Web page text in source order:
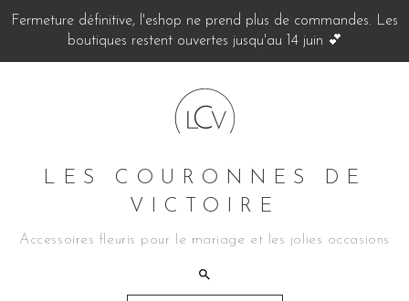
Fermeture définitive, l'eshop ne prend plus de commandes. Les
boutiques restent ouvertes jusqu'au 14 juin 💕
LES COURONNES DE
VICTOIRE
Accessoires fleuris pour le mariage et les jolies occasions